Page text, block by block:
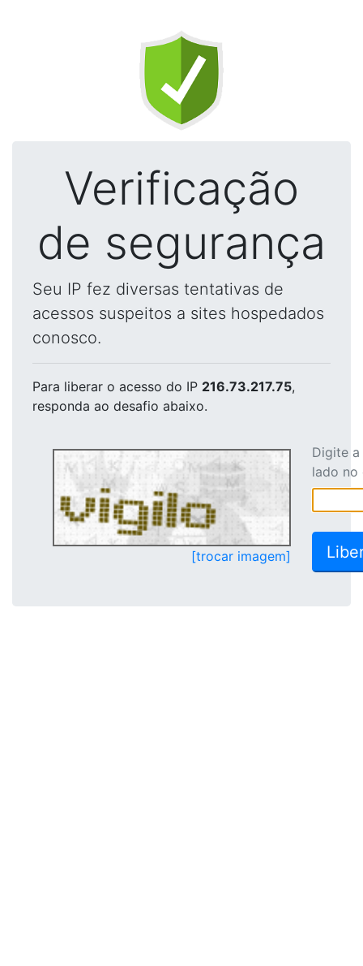
Verificação
de segurança
Seu IP fez diversas tentativas de
acessos suspeitos a sites hospedados
conosco.
Para liberar o acesso do IP 216.73.217.75,
responda ao desafio abaixo.
[trocar imagem]
Digite
lado no